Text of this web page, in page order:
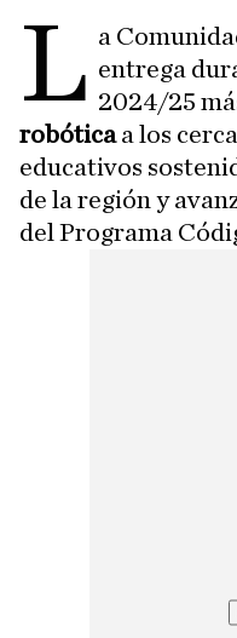
L a
entrega
2024/25
robóticaa los
educativos
de la región y
del Programa